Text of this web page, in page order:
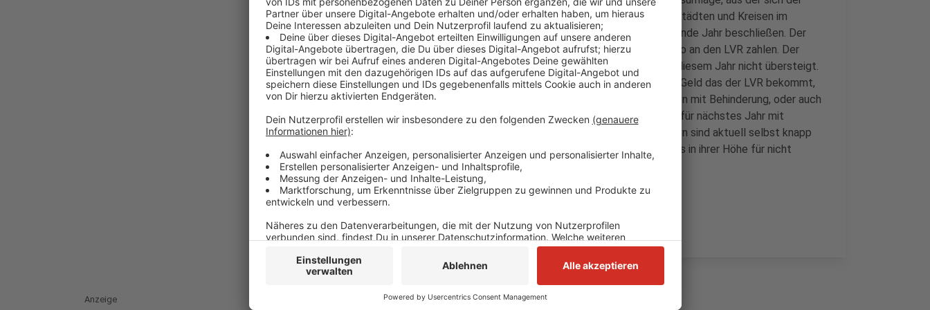
LVR finanziert. Ähnliche Forderungen kommen auch aus anderen Städten und Kreisen im
Rheinland. Heute will der Verband seinen Haushalt für das kommende Jahr beschließen. Der
Rhein-Kreis Neuss soll im kommenden Jahr rund 151 Millionen Euro an den LVR zahlen. Der
Kreis fordert, dass der Umlagesatz im kommenden Jahr den von diesem Jahr nicht übersteigt.
Dann würde der Kreis "nur" 138 Millionen zahlen müssen. Mit dem Geld das der LVR bekommt,
finanziert er unter anderem Eingliederungsleistungen für Menschen mit Behinderung, oder auch
Kultureinrichtungen. Insgesamt rechnet der Landschaftsverband für nächstes Jahr mit
Mehreinnahmen von über 530 Millionen Euro. Kreise und Kommunen sind aktuell selbst knapp
bei Kasse und halten die Anforderungen des Landschaftsverbands in ihrer Höhe für nicht
nachvollziehbar.
Anzeige
Anzeige